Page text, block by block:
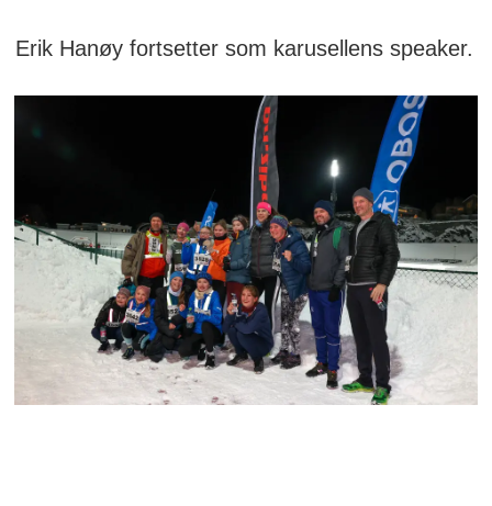
Erik Hanøy fortsetter som karusellens speaker.